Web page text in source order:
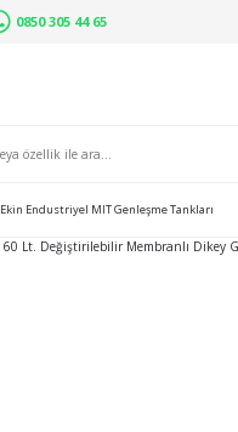
0850 305 44 65
Ekin Endustriyel MIT Genleşme Tankları